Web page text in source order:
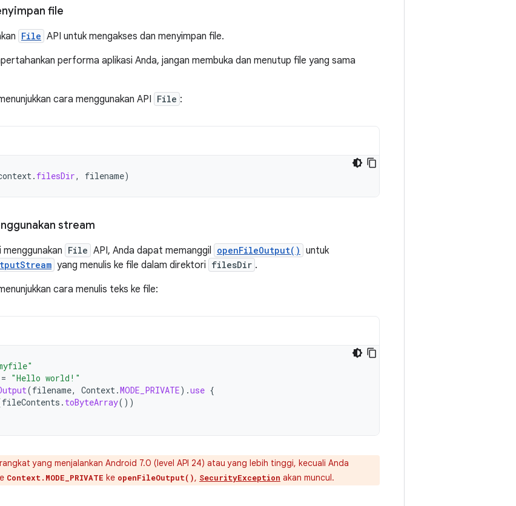
file
File API untuk mengakses dan menyimpan file.
performa aplikasi Anda, jangan membuka dan menutup file yang sama
cara menggunakan API File :
. filesDir, filename)
stream
File API, Anda dapat memanggil openFileOutput() untuk
yang menulis ke file dalam direktori filesDir .
cara menulis teks ke file:
= "Hello world!"
(filename, Context.MODE_PRIVATE).use {
fileContents . toByteArray())
yang menjalankan Android 7.0 (level API 24) atau yang lebih tinggi, kecuali Anda
Context.MODE_PRIVATE ke openFileOutput(), SecurityException akan muncul.